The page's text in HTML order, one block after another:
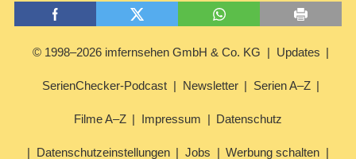
© 1998–2026 imfernsehen GmbH & Co. KG Updates
SerienChecker-Podcast Newsletter Serien A–Z
Filme A–Z Impressum Datenschutz
Datenschutzeinstellungen Jobs Werbung schalten